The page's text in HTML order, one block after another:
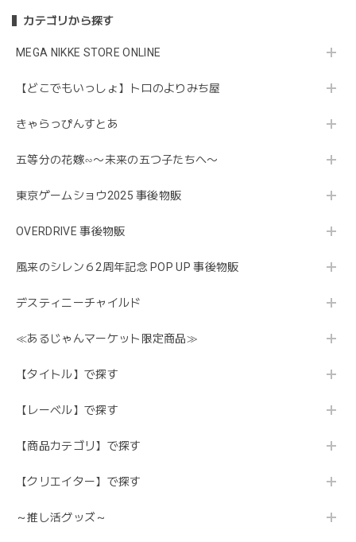
カテゴリから探す
MEGA NIKKE STORE ONLINE
【どこでもいっしょ】トロのよりみち屋
きゃらっぴんすとあ
五等分の花嫁∽〜未来の五つ子たちへ〜
東京ゲームショウ2025 事後物販
OVERDRIVE 事後物販
風来のシレン６2周年記念 POP UP 事後物販
デスティニーチャイルド
≪あるじゃんマーケット限定商品≫
【タイトル】で探す
【レーベル】で探す
【商品カテゴリ】で探す
【クリエイター】で探す
～推し活グッズ～